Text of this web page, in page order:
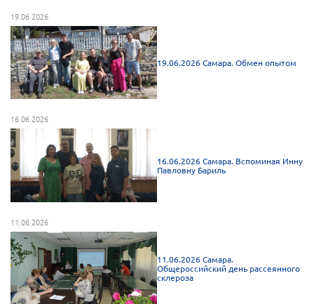
Ставропольский край
Сахалинская область
Томская область
Тульская область
Ульяновская область
Челябинская область
Ярославская область
19.06.2026
19.06.2026 Самара. Обмен опытом
16.06.2026
16.06.2026 Самара. Вспоминая Инну
Павловну Бариль
11.06.2026
11.06.2026 Самара.
Общероссийский день рассеянного
склероза